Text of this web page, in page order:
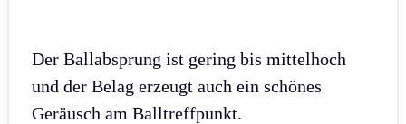
Der Ballabsprung ist gering bis mittelhoch
und der Belag erzeugt auch ein schönes
Geräusch am Balltreffpunkt.